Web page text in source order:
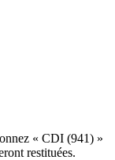
« CDI (941) »
restituées.